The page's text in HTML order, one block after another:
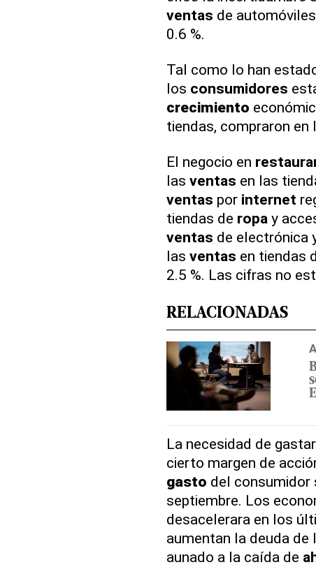
ventas de
0.6 %.
Tal como lo han
los consumidores
crecimiento
tiendas, compraron en
El negocio en
las ventas en las
ventas por internet
tiendas de ropay
ventas de electrónica
las ventas en tiendas
2.5 %. Las cifras no
RELACIONADAS
La necesidad de
cierto margen de
gasto del consumidor
septiembre. Los
desacelerara en los
aumentan la deuda
aunado a la caída de